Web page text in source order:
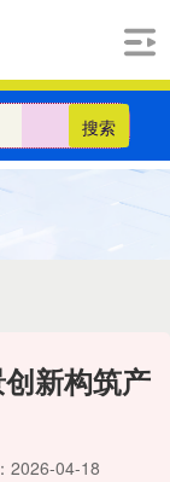
搜索
新构筑产
2026-04-18